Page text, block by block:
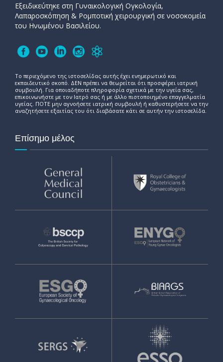
Εξειδικεύτηκε στη Γυναικολογική Ογκολογία,
Λαπαροσκόπηση & Ρομποτική χειρουργική σε νοσοκομεία
του Ηνωμένου Βασιλείου.
Το περιεχόμενο της ιστοσελίδας αυτής έχει ενημερωτικό και
εκπαιδευτικό σκοπό. ΔΕΝ πρέπει να θεωρείται ότι προσφέρει ιατρική
συμβουλή. Για οποιαδήποτε πληροφορία σχετικά με την υγεία σας,
επικοινωνήστε με τον Ιατρό σας ή με άλλο πιστοποιημένο επαγγελματία
υγείας. ΠΟΤΕ μην αγνοήσετε ιατρική συμβουλή ή καθυστερήσετε να την
αναζητήσετε εξαιτίας του ότι διαβάσατε κάτι σε αυτήν την ιστοσελίδα.
Επίσημο μέλος